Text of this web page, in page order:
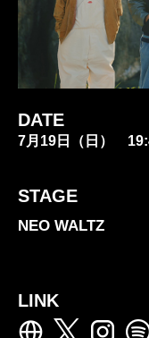
DATE
7月19日（日）
STAGE
NEO WALTZ
LINK